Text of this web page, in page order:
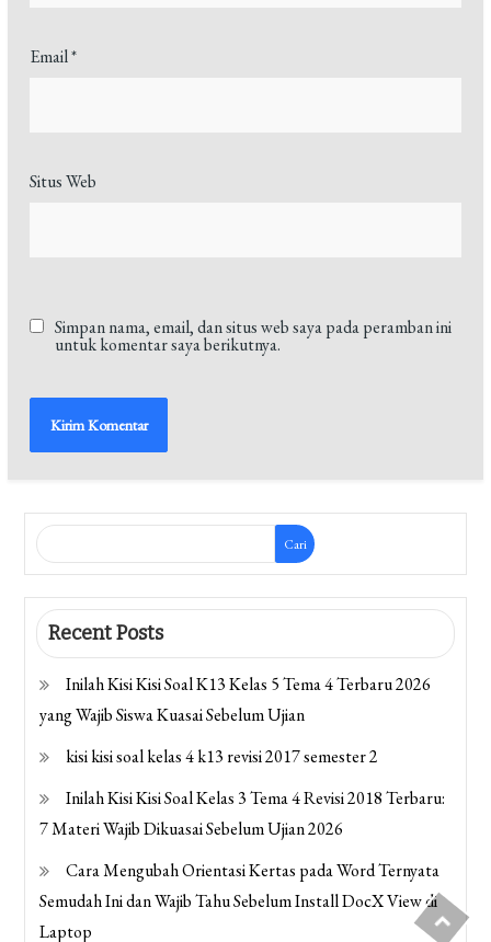
Email*
Situs Web
Simpan nama, email, dan situs web saya pada peramban ini
untuk komentar saya berikutnya.
Cari
Recent Posts
Inilah Kisi Kisi Soal K13 Kelas 5 Tema 4 Terbaru 2026
yang Wajib Siswa Kuasai Sebelum Ujian
kisi kisi soal kelas 4 k13 revisi 2017 semester 2
Inilah Kisi Kisi Soal Kelas 3 Tema 4 Revisi 2018 Terbaru:
7 Materi Wajib Dikuasai Sebelum Ujian 2026
Cara Mengubah Orientasi Kertas pada Word Ternyata
Semudah Ini dan Wajib Tahu Sebelum Install DocX View di
Laptop